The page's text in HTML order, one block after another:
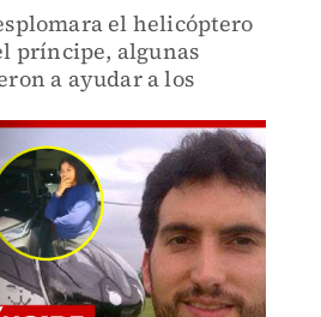
el helicóptero
príncipe, algunas
a ayudar a los